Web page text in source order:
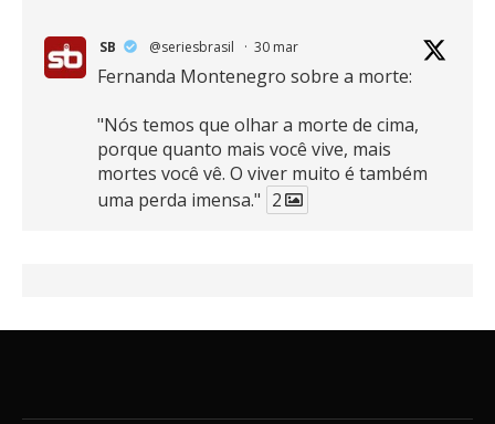
SB @seriesbrasil · 30 mar
Fernanda Montenegro sobre a morte:
"Nós temos que olhar a morte de cima,
porque quanto mais você vive, mais
mortes você vê. O viver muito é também
uma perda imensa." 2
16 389 X